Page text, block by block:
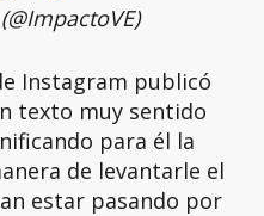
Instagram publicó
texto muy sentido
para él la
de levantarle el
estar pasando por